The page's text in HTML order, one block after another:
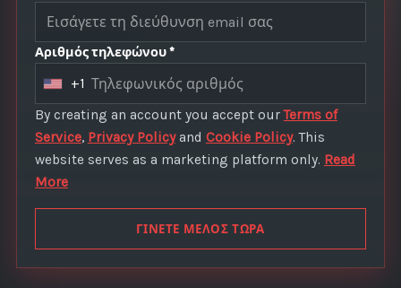
Αριθμός τηλεφώνου *
U
n
i
t
e
t
a
+1
By creating an account you accept ourTerms of
Service, Privacy Policyand Cookie Policy. This
website serves as a marketing platform only. Read
More
ΓΙΝΕΤΕ ΜΕΛΟΣ ΤΩΡΑ